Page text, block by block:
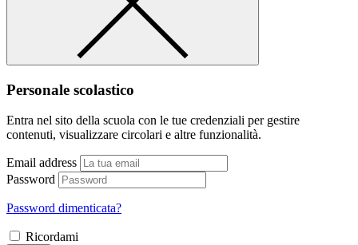
Personale scolastico
Entra nel sito della scuola con le tue credenziali per gestire
contenuti, visualizzare circolari e altre funzionalità.
Email address
Password
Password dimenticata?
Ricordami